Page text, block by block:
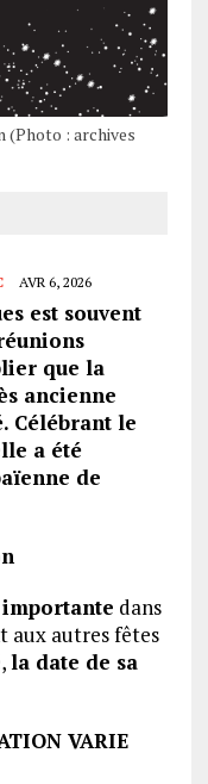
(Photo : archives
AVR 6, 2026
est souvent
que la
ancienne
Célébrant le
a été
de
dans
aux autres fêtes
la date de sa
VARIE